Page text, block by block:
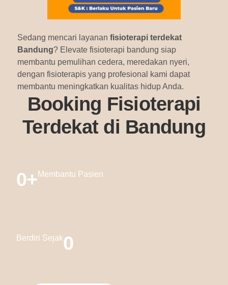
Sedang mencari layanan fisioterapi terdekat
Bandung? Elevate fisioterapi bandung siap
membantu pemulihan cedera, meredakan nyeri,
dengan fisioterapis yang profesional kami dapat
membantu meningkatkan kualitas hidup Anda.
Booking Fisioterapi
Terdekat di Bandung
0+ Membantu Pasien
Berdiri Sejak0